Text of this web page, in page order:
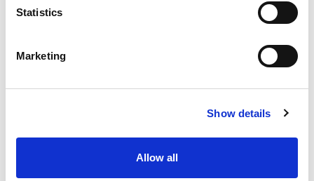
Statistics
Marketing
Show details
Allow all
€ 39.989
incl. BTW